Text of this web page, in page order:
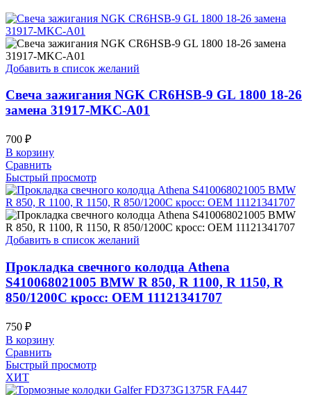
Добавить в список желаний
Свеча зажигания NGK CR6HSB-9 GL 1800 18-26
замена 31917-MKC-A01
700 ₽
В корзину
Сравнить
Быстрый просмотр
Добавить в список желаний
Прокладка свечного колодца Athena
S410068021005 BMW R 850, R 1100, R 1150, R
850/1200C кросс: OEM 11121341707
750 ₽
В корзину
Сравнить
Быстрый просмотр
ХИТ